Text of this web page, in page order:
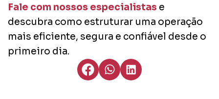
Fale com nossos especialistas e
descubra como estruturar uma operação
mais eficiente, segura e confiável desde o
primeiro dia.